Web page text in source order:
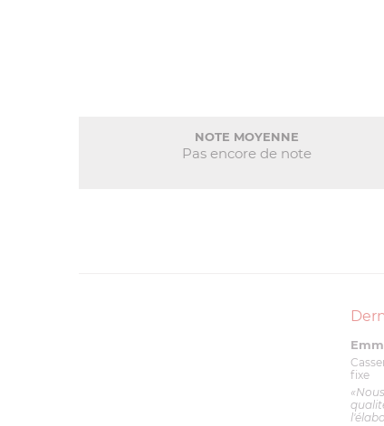
NOTE MOYENNE
Pas encore de note
fixe